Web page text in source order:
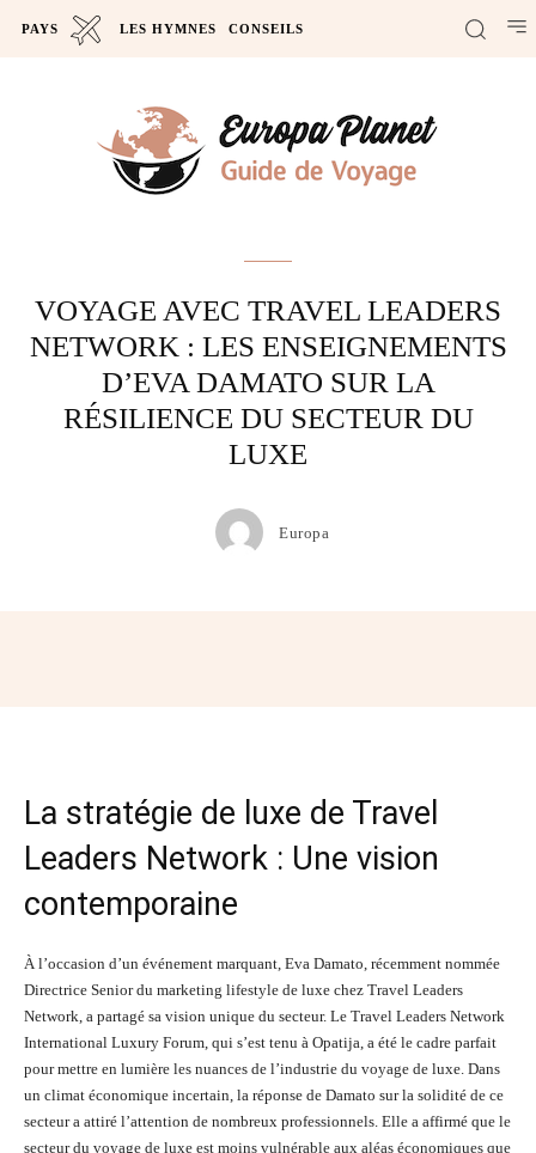
PAYS LES HYMNES CONSEILS
VOYAGE AVEC TRAVEL LEADERS
NETWORK : LES ENSEIGNEMENTS
D’EVA DAMATO SUR LA
RÉSILIENCE DU SECTEUR DU
LUXE
Europa
La stratégie de luxe de Travel
Leaders Network : Une vision
contemporaine
À l’occasion d’un événement marquant, Eva Damato, récemment nommée
Directrice Senior du marketing lifestyle de luxe chez Travel Leaders
Network, a partagé sa vision unique du secteur. Le Travel Leaders Network
International Luxury Forum, qui s’est tenu à Opatija, a été le cadre parfait
pour mettre en lumière les nuances de l’industrie du voyage de luxe. Dans
un climat économique incertain, la réponse de Damato sur la solidité de ce
secteur a attiré l’attention de nombreux professionnels. Elle a affirmé que le
secteur du voyage de luxe est moins vulnérable aux aléas économiques que